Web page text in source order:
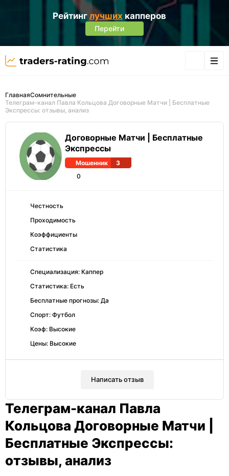
Рейтинг лучших капперов
Перейти
ГлавнаяСомнительные
Телеграм-канал Павла Кольцова Договорные Матчи | Бесплатные
Экспрессы: отзывы, анализ
Договорные Матчи | Бесплатные
Экспрессы
Мошенник
3
0
Честность
Проходимость
Коэффициенты
Статистика
Специализация: Каппер
Статистика: Есть
Бесплатные прогнозы: Да
Спорт: Футбол
Коэф: Высокие
Цены: Высокие
Написать отзыв
Телеграм-канал Павла
Кольцова Договорные Матчи |
Бесплатные Экспрессы:
отзывы, анализ